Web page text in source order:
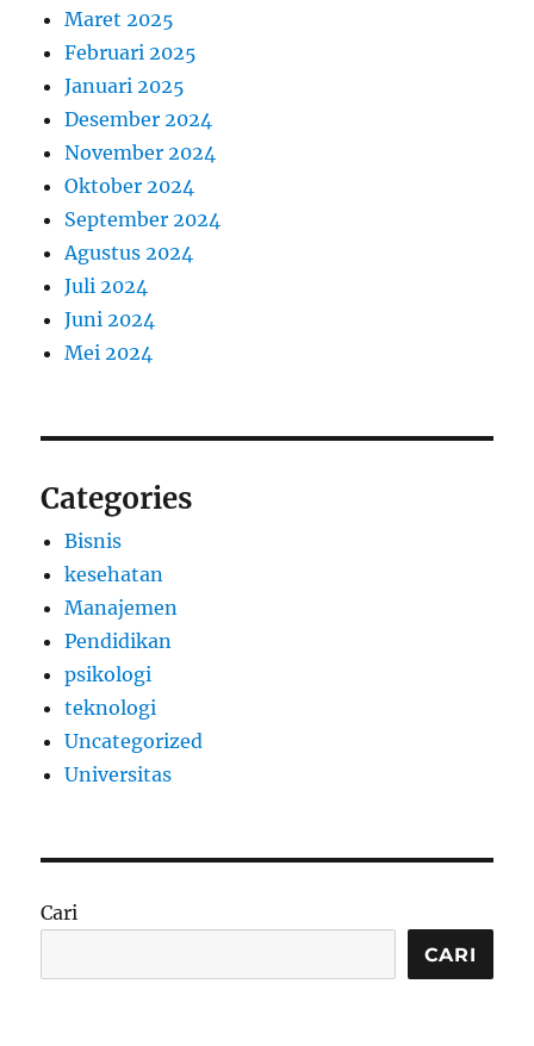
Maret 2025
Februari 2025
Januari 2025
Desember 2024
November 2024
Oktober 2024
September 2024
Agustus 2024
Juli 2024
Juni 2024
Mei 2024
Categories
Bisnis
kesehatan
Manajemen
Pendidikan
psikologi
teknologi
Uncategorized
Universitas
Cari
CARI